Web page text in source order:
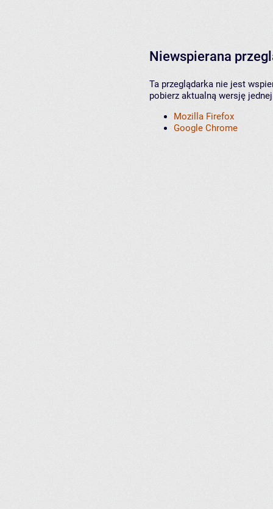
Niewspierana
Ta przeglądarka nie jest
pobierz aktualną wersję
Mozilla Firefox
Google Chrome